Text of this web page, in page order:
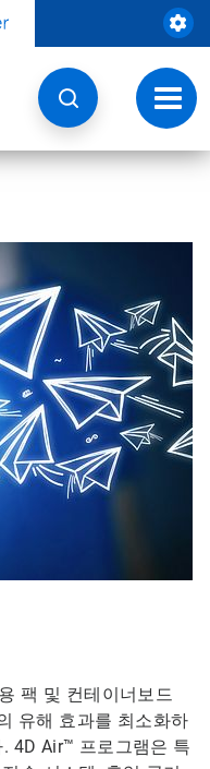
토
글
내
비
팩 및 컨테이너보드
유해 효과를 최소화하
4D Air™ 프로그램은 특